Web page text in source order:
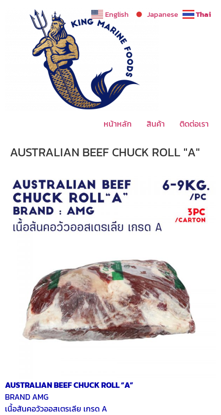
หน้าหลัก สินค้า ติดต่อเรา
AUSTRALIAN BEEF CHUCK ROLL "A"
AUSTRALIAN BEEF CHUCK ROLL “A”
BRAND AMG
เนื้อสันคอวัวออสเตรเลีย เกรด A
English Japanese Thai